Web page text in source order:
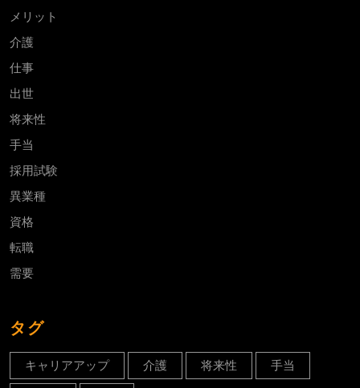
メリット
介護
仕事
出世
将来性
手当
採用試験
異業種
資格
転職
需要
タグ
キャリアアップ 介護 将来性 手当